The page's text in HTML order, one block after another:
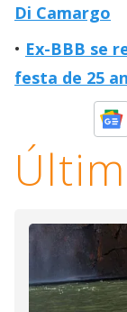
Di Camargo
Ex-BBB se
festa de 25